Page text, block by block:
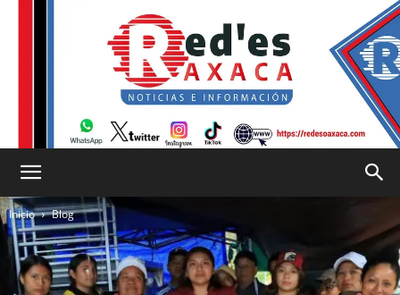
es
Inicio Blog